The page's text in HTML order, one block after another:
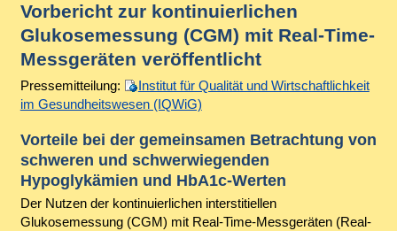
Vorbericht zur kontinuierlichen
Glukosemessung (CGM) mit Real-Time-
Messgeräten veröffentlicht
Pressemitteilung:
Institut für Qualität und Wirtschaftlichkeit
im Gesundheitswesen (IQWiG)
Vorteile bei der gemeinsamen Betrachtung von
schweren und schwerwiegenden
Hypoglykämien und HbA1c-Werten
Der Nutzen der kontinuierlichen interstitiellen
Glukosemessung (CGM) mit Real-Time-Messgeräten (Real-